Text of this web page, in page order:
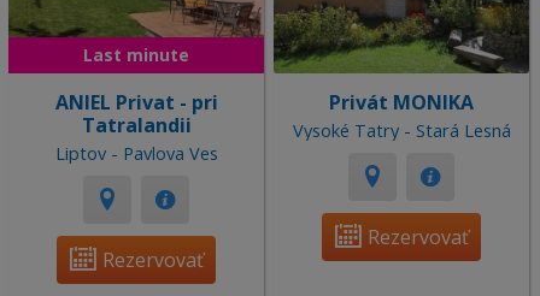
Last minute
ANIEL Privat - pri
Tatralandii
Liptov - Pavlova Ves
Rezervovať
Privát MONIKA
Vysoké Tatry - Stará Lesná
Rezervovať